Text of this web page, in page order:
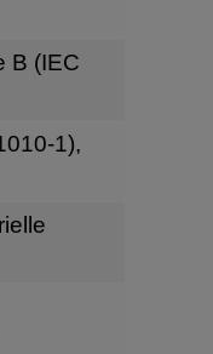
B (IEC
1),